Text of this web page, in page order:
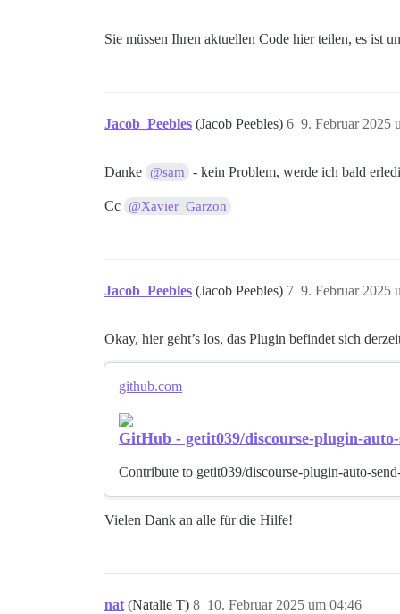
Sie müssen Ihren aktuellen Code hier teilen, es ist
Jacob_Peebles (Jacob Peebles) 9. Februar 2025
6
Danke @sam - kein Problem, werde ich bald
Cc @Xavier_Garzon
Jacob_Peebles (Jacob Peebles) 9. Februar 2025
7
Okay, hier geht’s los, das Plugin befindet sich
github.com
GitHub - getit039/discourse-plugin-auto-
Contribute to getit039/discourse-plugin-auto-
Vielen Dank an alle für die Hilfe!
nat (Natalie T) 10. Februar 2025 um 04:46
8